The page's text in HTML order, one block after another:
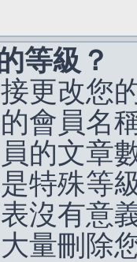
等級？
更改您
會員名
的文章
特殊等
沒有意
量刪除